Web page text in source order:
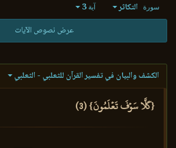
سورة التكاثر آية 3
عرض نصوص الآيات
الكشف والبيان في تفسير القرآن للثعلبي - الثعلبي
{كَلَّا سَوۡفَ تَعۡلَمُونَ} (3)